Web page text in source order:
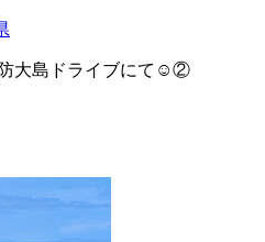
防大島ドライブにて☺️②